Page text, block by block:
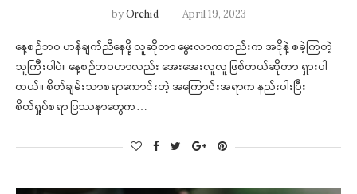
byOrchid April 19, 2023
နေ့စဉ်ဘဝ ဟန်ချက်ညီနေဖို့ လူဆိုတာ မွေးလာကတည်းက အငိုနဲ့ စခဲ့ကြတဲ့
သူကြီးပါပဲ။ နေ့စဉ်ဘဝဟာလည်း အေးအေးလူလူ ဖြစ်တယ်ဆိုတာ ရှားပါ
တယ်။ စိတ်ချမ်းသာစရာကောင်းတဲ့ အကြောင်းအရာက နည်းပါးပြီး
စိတ်ရှုပ်စရာ ပြဿနာတွေက…